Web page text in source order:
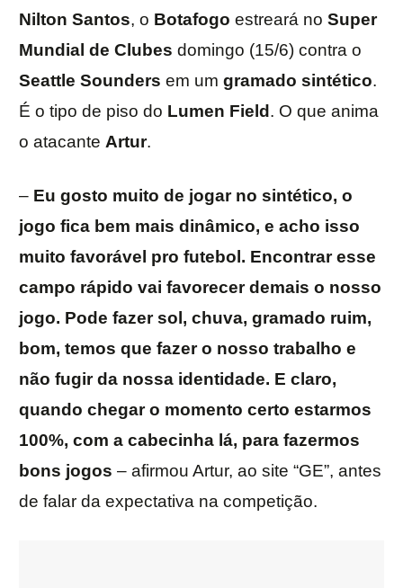
Nilton Santos, o Botafogo estreará no Super
Mundial de Clubes domingo (15/6) contra o
Seattle Sounders em um gramado sintético.
É o tipo de piso do Lumen Field . O que anima
o atacante Artur.
– Eu gosto muito de jogar no sintético, o
jogo fica bem mais dinâmico, e acho isso
muito favorável pro futebol. Encontrar esse
campo rápido vai favorecer demais o nosso
jogo. Pode fazer sol, chuva, gramado ruim,
bom, temos que fazer o nosso trabalho e
não fugir da nossa identidade. E claro,
quando chegar o momento certo estarmos
100%, com a cabecinha lá, para fazermos
bons jogos – afirmou Artur, ao site “GE”, antes
de falar da expectativa na competição.